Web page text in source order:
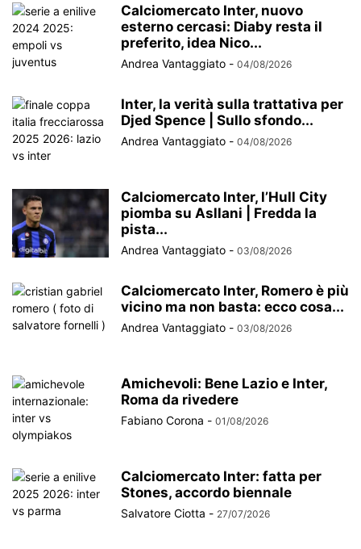
Calciomercato Inter, nuovo
esterno cercasi: Diaby resta il
preferito, idea Nico...
Andrea Vantaggiato - 04/08/2026
Inter, la verità sulla trattativa per
Djed Spence | Sullo sfondo...
Andrea Vantaggiato - 04/08/2026
Calciomercato Inter, l’Hull City
piomba su Asllani | Fredda la
pista...
Andrea Vantaggiato - 03/08/2026
Calciomercato Inter, Romero è più
vicino ma non basta: ecco cosa...
Andrea Vantaggiato - 03/08/2026
Amichevoli: Bene Lazio e Inter,
Roma da rivedere
Fabiano Corona - 01/08/2026
Calciomercato Inter: fatta per
Stones, accordo biennale
Salvatore Ciotta - 27/07/2026